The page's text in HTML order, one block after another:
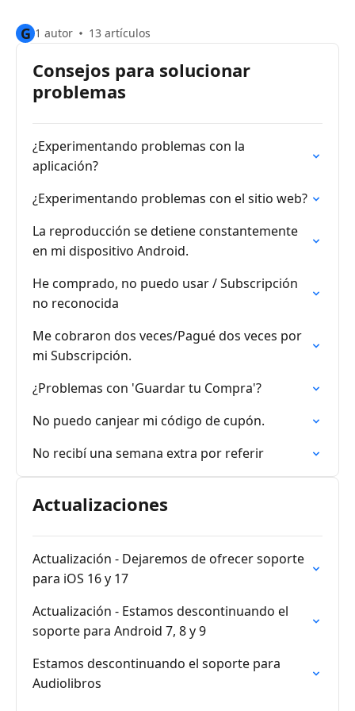
G 1 autor 13 artículos
Consejos para solucionar
problemas
¿Experimentando problemas con la
aplicación?
¿Experimentando problemas con el sitio web?
La reproducción se detiene constantemente
en mi dispositivo Android.
He comprado, no puedo usar / Subscripción
no reconocida
Me cobraron dos veces/Pagué dos veces por
mi Subscripción.
¿Problemas con 'Guardar tu Compra'?
No puedo canjear mi código de cupón.
No recibí una semana extra por referir
Actualizaciones
Actualización - Dejaremos de ofrecer soporte
para iOS 16 y 17
Actualización - Estamos descontinuando el
soporte para Android 7, 8 y 9
Estamos descontinuando el soporte para
Audiolibros